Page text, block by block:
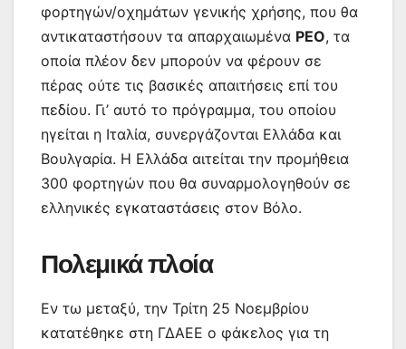
φορτηγών/οχημάτων γενικής χρήσης, που θα
αντικαταστήσουν τα απαρχαιωμένα ΡΕΟ, τα
οποία πλέον δεν μπορούν να φέρουν σε
πέρας ούτε τις βασικές απαιτήσεις επί του
πεδίου. Γι’ αυτό το πρόγραμμα, του οποίου
ηγείται η Ιταλία, συνεργάζονται Ελλάδα και
Βουλγαρία. Η Ελλάδα αιτείται την προμήθεια
300 φορτηγών που θα συναρμολογηθούν σε
ελληνικές εγκαταστάσεις στον Βόλο.
Πολεμικά πλοία
Εν τω μεταξύ, την Τρίτη 25 Νοεμβρίου
κατατέθηκε στη ΓΔΑΕΕ ο φάκελος για τη